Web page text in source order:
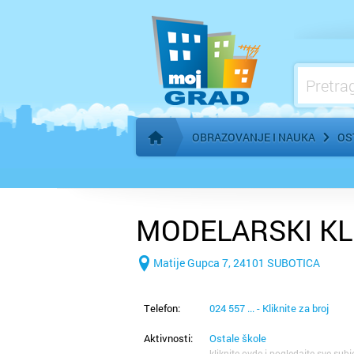
Početna stranica
OBRAZOVANJE I NAUKA
MODELARSKI
Matije Gupca 7, 24101 SUBOTICA
Telefon: 024 557 ... - Kliknite za broj
Aktivnosti: Ostale škole